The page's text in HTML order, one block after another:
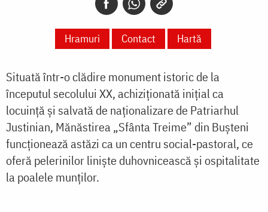
Hramuri Contact Hartă
Situată într-o clădire monument istoric de la
începutul secolului XX, achiziționată inițial ca
locuință și salvată de naționalizare de Patriarhul
Justinian, Mănăstirea „Sfânta Treime” din Bușteni
funcționează astăzi ca un centru social-pastoral, ce
oferă pelerinilor liniște duhovnicească și ospitalitate
la poalele munților.